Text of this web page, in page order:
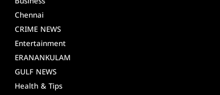
Chennai
CRIME NEWS
Entertainment
ERANANKULAM
GULF NEWS
Health & Tips